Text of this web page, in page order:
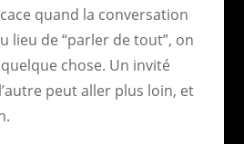
quand la conversation
lieu de “parler de tout”, on
chose. Un invité
peut aller plus loin, et